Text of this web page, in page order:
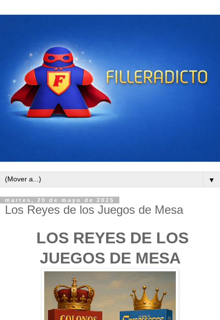
▼
martes, 20 de mayo de 2025
Los Reyes de los Juegos de Mesa
LOS REYES DE LOS
JUEGOS DE MESA